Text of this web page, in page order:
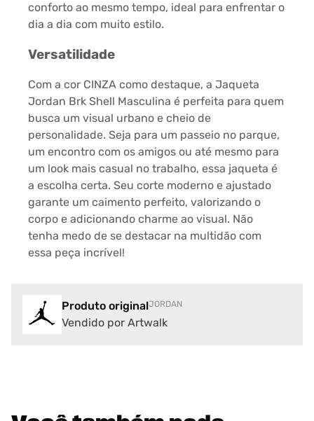
conforto ao mesmo tempo, ideal para enfrentar o
dia a dia com muito estilo.
Versatilidade
Com a cor CINZA como destaque, a Jaqueta
Jordan Brk Shell Masculina é perfeita para quem
busca um visual urbano e cheio de
personalidade. Seja para um passeio no parque,
um encontro com os amigos ou até mesmo para
um look mais casual no trabalho, essa jaqueta é
a escolha certa. Seu corte moderno e ajustado
garante um caimento perfeito, valorizando o
corpo e adicionando charme ao visual. Não
tenha medo de se destacar na multidão com
essa peça incrível!
Produto originalJORDAN
Vendido por Artwalk